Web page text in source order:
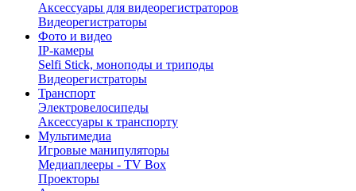
Аксессуары для видеорегистраторов
Видеорегистраторы
Фото и видео
IP-камеры
Selfi Stick, моноподы и триподы
Видеорегистраторы
Транспорт
Электровелосипеды
Аксессуары к транспорту
Мультимедиа
Игровые манипуляторы
Медиаплееры - TV Box
Проекторы